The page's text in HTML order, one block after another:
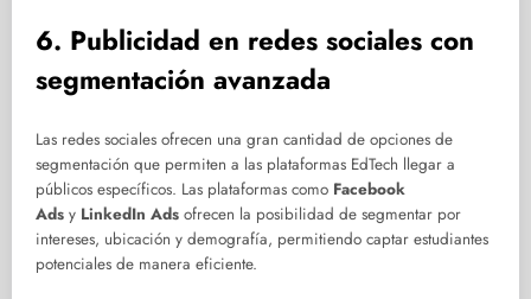
6. Publicidad en redes sociales con
segmentación avanzada
Las redes sociales ofrecen una gran cantidad de opciones de
segmentación que permiten a las plataformas EdTech llegar a
públicos específicos. Las plataformas como Facebook
Ads y LinkedIn Ads ofrecen la posibilidad de segmentar por
intereses, ubicación y demografía, permitiendo captar estudiantes
potenciales de manera eficiente.